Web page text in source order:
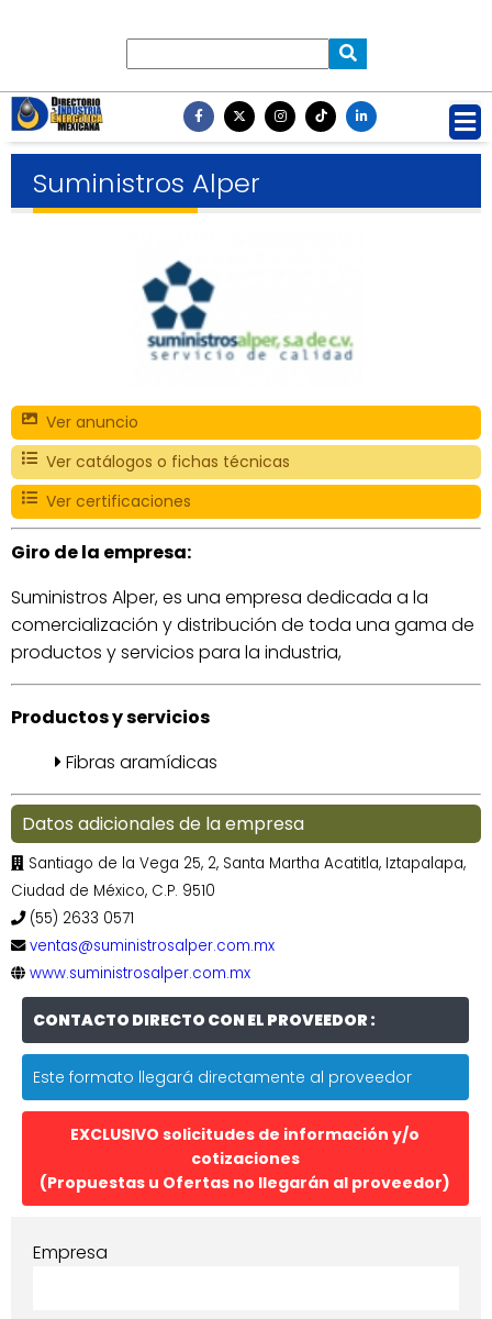
Suministros Alper
Ver anuncio
Ver catálogos o fichas técnicas
Ver certificaciones
Giro de la empresa:
Suministros Alper, es una empresa dedicada a la
comercialización y distribución de toda una gama de
productos y servicios para la industria,
Productos y servicios
Fibras aramídicas
Datos adicionales de la empresa
Santiago de la Vega 25, 2, Santa Martha Acatitla, Iztapalapa,
Ciudad de México, C.P. 9510
(55) 2633 0571
ventas@suministrosalper.com.mx
www.suministrosalper.com.mx
CONTACTO DIRECTO CON EL PROVEEDOR :
Este formato llegará directamente al proveedor
EXCLUSIVO solicitudes de información y/o
cotizaciones
(Propuestas u Ofertas no llegarán al proveedor)
Empresa